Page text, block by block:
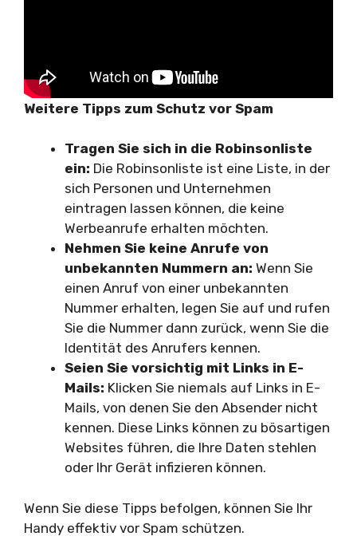
Weitere Tipps zum Schutz vor Spam
Tragen Sie sich in die Robinsonliste
ein: Die Robinsonliste ist eine Liste, in der
sich Personen und Unternehmen
eintragen lassen können, die keine
Werbeanrufe erhalten möchten.
Nehmen Sie keine Anrufe von
unbekannten Nummern an: Wenn Sie
einen Anruf von einer unbekannten
Nummer erhalten, legen Sie auf und rufen
Sie die Nummer dann zurück, wenn Sie die
Identität des Anrufers kennen.
Seien Sie vorsichtig mit Links in E-
Mails: Klicken Sie niemals auf Links in E-
Mails, von denen Sie den Absender nicht
kennen. Diese Links können zu bösartigen
Websites führen, die Ihre Daten stehlen
oder Ihr Gerät infizieren können.
Wenn Sie diese Tipps befolgen, können Sie Ihr
Handy effektiv vor Spam schützen.